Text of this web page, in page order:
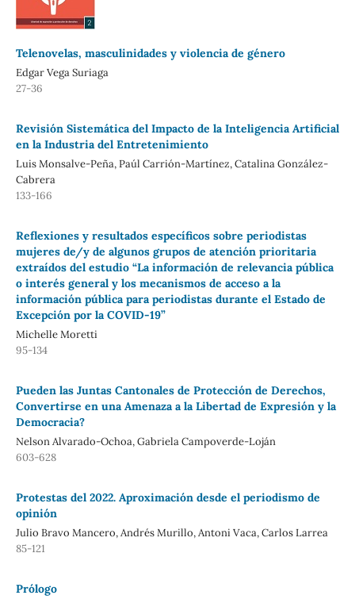
Telenovelas, masculinidades y violencia de género
Edgar Vega Suriaga
27-36
Revisión Sistemática del Impacto de la Inteligencia Artificial
en la Industria del Entretenimiento
Luis Monsalve-Peña, Paúl Carrión-Martínez, Catalina González-
Cabrera
133-166
Reflexiones y resultados específicos sobre periodistas
mujeres de/y de algunos grupos de atención prioritaria
extraídos del estudio “La información de relevancia pública
o interés general y los mecanismos de acceso a la
información pública para periodistas durante el Estado de
Excepción por la COVID-19”
Michelle Moretti
95-134
Pueden las Juntas Cantonales de Protección de Derechos,
Convertirse en una Amenaza a la Libertad de Expresión y la
Democracia?
Nelson Alvarado-Ochoa, Gabriela Campoverde-Loján
603-628
Protestas del 2022. Aproximación desde el periodismo de
opinión
Julio Bravo Mancero, Andrés Murillo, Antoni Vaca, Carlos Larrea
85-121
Prólogo